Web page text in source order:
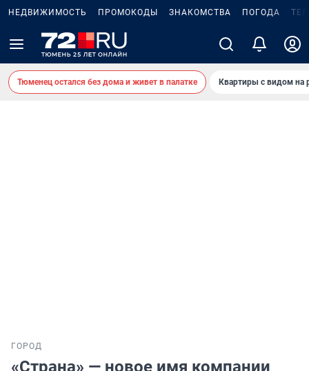
НЕДВИЖИМОСТЬ ПРОМОКОДЫ ЗНАКОМСТВА ПОГОДА
Тюменец остался без дома и живет в палатке Квартиры с видом на
ГОРОД
«Страна» — новое имя компании